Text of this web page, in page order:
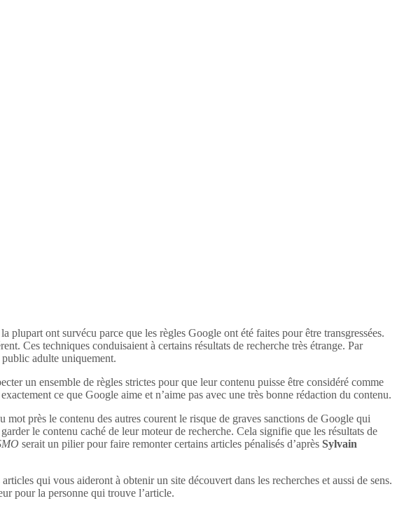
ont survécu parce que les règles Google ont été faites pour être transgressées.
Ces techniques conduisaient à certains résultats de recherche très étrange. Par
adulte uniquement.
un ensemble de règles strictes pour que leur contenu puisse être considéré comme
ce que Google aime et n’aime pas avec une très bonne rédaction du contenu.
près le contenu des autres courent le risque de graves sanctions de Google qui
le contenu caché de leur moteur de recherche. Cela signifie que les résultats de
serait un pilier pour faire remonter certains articles pénalisés d’après Sylvain
qui vous aideront à obtenir un site découvert dans les recherches et aussi de sens.
pour la personne qui trouve l’article.